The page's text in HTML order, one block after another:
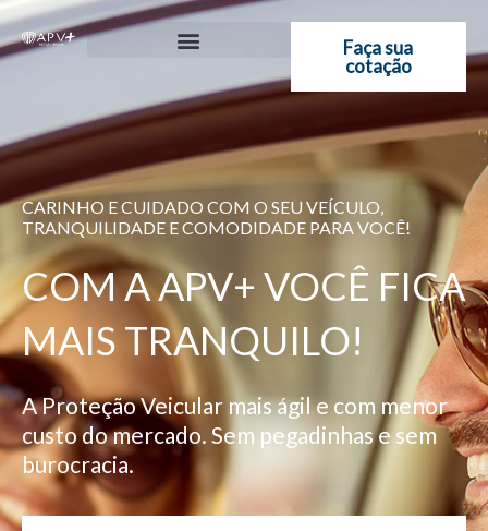
Ir
para
Faça sua
cotação
CARINHO E CUIDADO COM O SEU VEÍCULO,
TRANQUILIDADE E COMODIDADE PARA VOCÊ!
COM A APV+ VOCÊ FICA
MAIS TRANQUILO!
A Proteção Veicular mais ágil e com menor
custo do mercado. Sem pegadinhas e sem
burocracia.